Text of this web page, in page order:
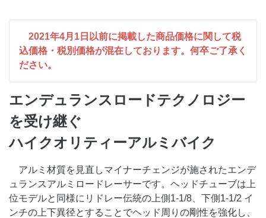
2021年4月1日以前に掲載した商品価格に関して税
込価格・税別価格が混在しております。何卒ご了承く
ださい。
エンデュランスロードテクノロジー
を受け継ぐ
ハイクオリティーアルミバイク
アルミ材質を見直しマイナーチェンジが施されたエンデ
ュランスアルミロードレーサーです。ヘッドチューブは上
位モデルと同様にリドレー伝統の上側1-1/8、下側1-1/2 イ
ンチの上下異径とすることでヘッド周りの剛性を強化し、